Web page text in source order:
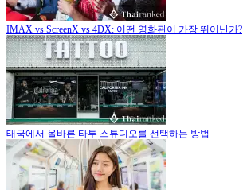
IMAX vs ScreenX vs 4DX: 어떤 영화관이 가장 뛰어난가?
태국에서 올바른 타투 스튜디오를 선택하는 방법